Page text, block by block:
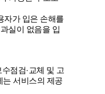
자가 입은 손해를
실이 없음을 입
점검·교체 및 고
는 서비스의 제공